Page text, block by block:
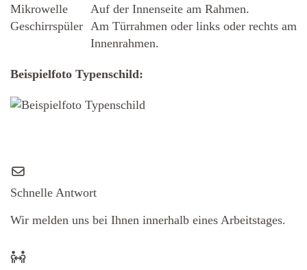
Mikrowelle
Auf der Innenseite am Rahmen.
Geschirrspüler Am Türrahmen oder links oder rechts am
Innenrahmen.
Beispielfoto Typenschild:
Schnelle Antwort
Wir melden uns bei Ihnen innerhalb eines Arbeitstages.